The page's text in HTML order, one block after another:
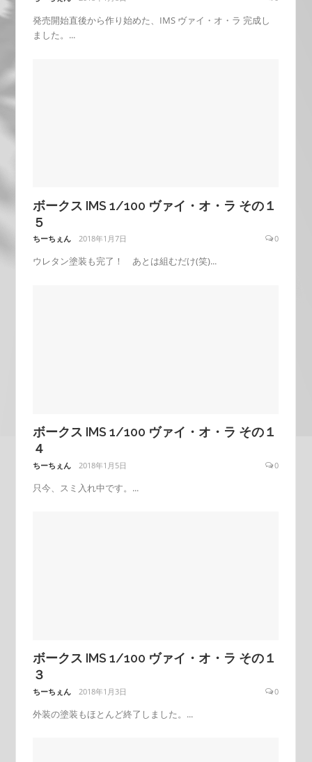
発売開始直後から作り始めた、IMS ヴァイ・オ・ラ 完成し
ました。...
ボークス IMS 1/100 ヴァイ・オ・ラ その１
５
ちーちぇん 2018年1月7日 0
ウレタン塗装も完了！ あとは組むだけ(笑)...
ボークス IMS 1/100 ヴァイ・オ・ラ その１
４
ちーちぇん 2018年1月5日 0
只今、スミ入れ中です。...
ボークス IMS 1/100 ヴァイ・オ・ラ その１
３
ちーちぇん 2018年1月3日 0
外装の塗装もほとんど終了しました。...